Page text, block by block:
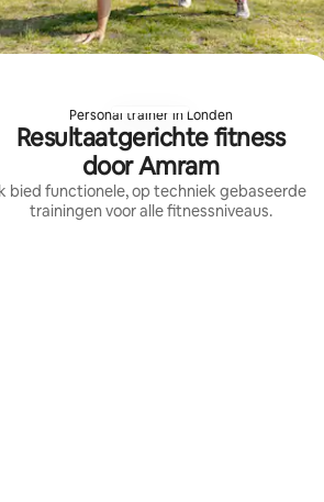
Personal trainer in Londen
Resultaatgerichte fitness
door Amram
bied functionele, op techniek gebaseerde
trainingen voor alle fitnessniveaus.